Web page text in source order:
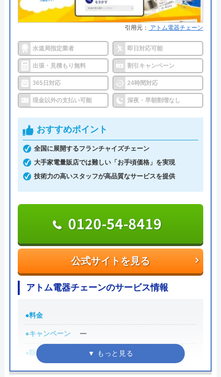
無料であり、料金や内容に納得できない場合はキャ
ンセルしても構いません。その場合、料金は発生し
深夜や早朝にも対応していますが、追加料金が発生
する可能性があります。また、支払い方法は基本的
に現金払いであるため、依頼する際は手元に現金を
用意しておく必要があります。
全国で幅広い依頼に対応しており、実績も豊富な業
者です。
公式サイトを見る
0120-041-904
Benryの基本情報
創業・設立 1990年5月
本社所在地
愛知県清須市西枇杷島町古城2丁目10-
1
対応エリア 宇和島市周辺
引用元： アトム電器チェーン
水道局指定業者 即日対応可能
出張・見積もり無料 割引キャンペーン
365日対応 24時間対応
現金以外の支払い可能 深夜・早朝割増なし
おすすめポイント
全国に展開するフランチャイズチェーン
大手家電量販店では難しい「お手頃価格」を実現
技術力の高いスタッフが高品質なサービスを提供
公式サイトを見る
0120-54-8419
アトム電器チェーンのサービス情報
●料金
●キャンペーン ー
●駆けつけ時間
●受付時間 店舗によって異なる